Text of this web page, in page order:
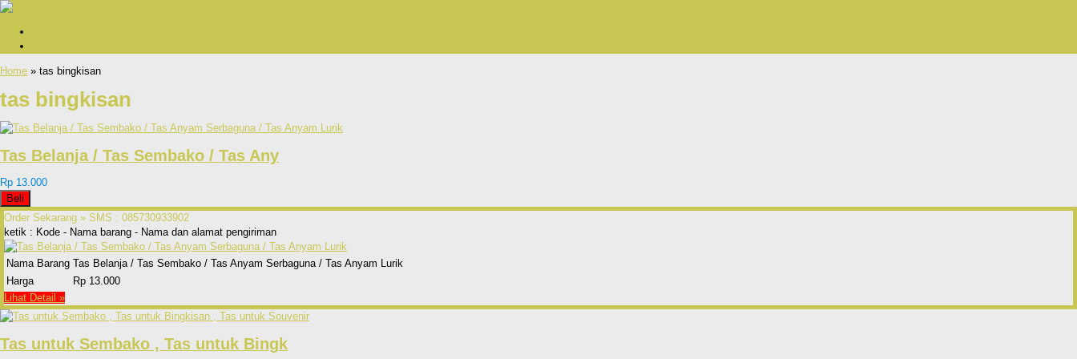
Home » tas bingkisan
tas bingkisan
Tas Belanja / Tas Sembako / Tas Any
Rp 13.000
Beli
Order Sekarang » SMS : 085730933902
ketik : Kode - Nama barang - Nama dan alamat pengiriman
Nama Barang Tas Belanja / Tas Sembako / Tas Anyam Serbaguna / Tas Anyam Lurik
Harga
Rp 13.000
Lihat Detail »
Tas untuk Sembako , Tas untuk Bingk